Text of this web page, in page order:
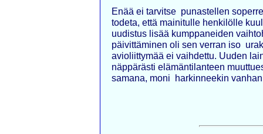
Enää ei tarvitse punastellen
todeta, että mainitulle henkilölle
uudistus lisää kumppaneiden
päivittäminen oli sen verran iso
avioliittymää ei vaihdettu. Uuden
näppärästi elämäntilanteen
samana, moni harkinneekin